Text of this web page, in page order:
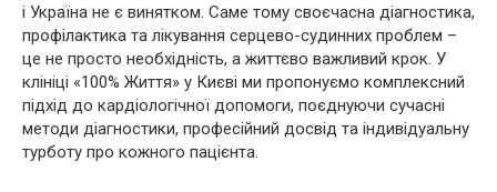
і Україна не є винятком. Саме тому своєчасна діагностика,
профілактика та лікування серцево-судинних проблем –
це не просто необхідність, а життєво важливий крок. У
клініці «100% Життя» у Києві ми пропонуємо комплексний
підхід до кардіологічної допомоги, поєднуючи сучасні
методи діагностики, професійний досвід та індивідуальну
турботу про кожного пацієнта.